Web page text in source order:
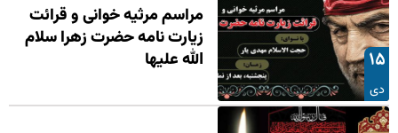
۱۵
دی
مراسم مرثیه خوانی و قرائت
زیارت نامه حضرت زهرا سلام
الله علیها